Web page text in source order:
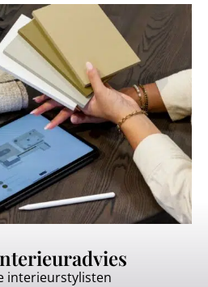
interieurstylisten